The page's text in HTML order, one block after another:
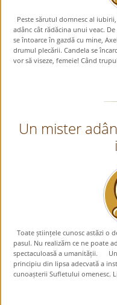
Peste sărutul domnesc al
adânc cât rădăcina unui veac.
se întoarce în gazdă cu mine,
drumul plecării. Candela se
vor să viseze, femeie! Când
Un mister
Toate științele cunosc astăzi o
pasul. Nu realizăm ce ne poate
spectaculoasă a umanității.
principiu din lipsa adecvată a
cunoașterii Sufletului omenesc.